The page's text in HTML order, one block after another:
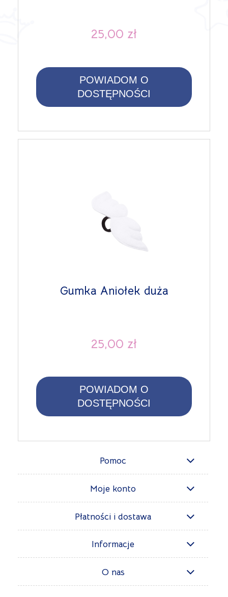
25,00 zł
POWIADOM O
DOSTĘPNOŚCI
Gumka Aniołek duża
25,00 zł
POWIADOM O
DOSTĘPNOŚCI
Pomoc
Moje konto
Płatności i dostawa
Informacje
O nas